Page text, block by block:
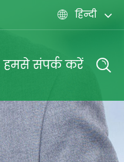
 हिन्दी
हमसे संपर्क करें